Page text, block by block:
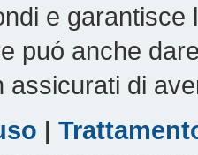
e garantisce
puó anche
assicurati di
|